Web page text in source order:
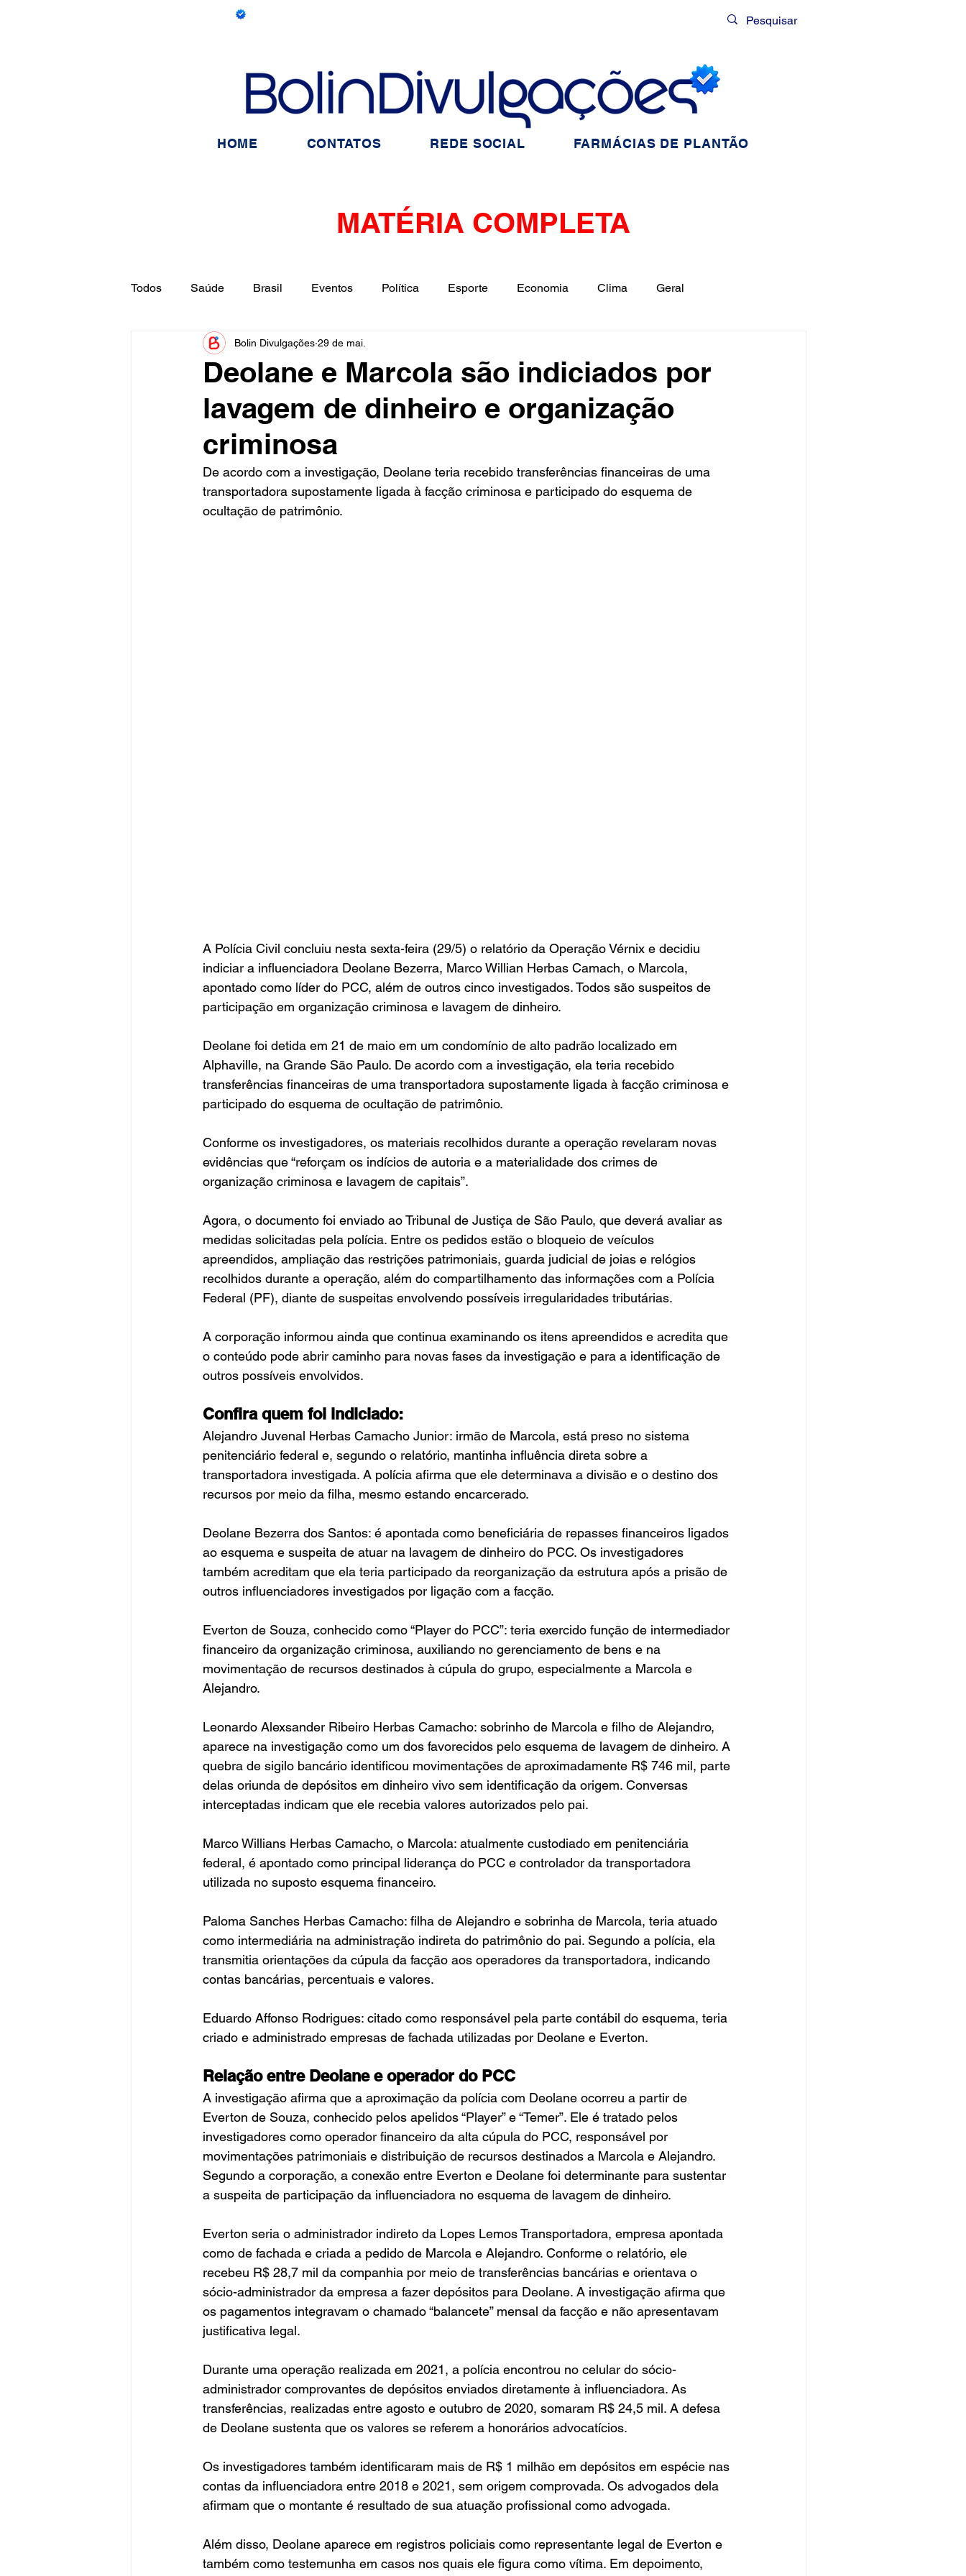
MATÉRIA COMPLETA
Todos Saúde Brasil Eventos Política Esporte Economia Clima Geral
Informe Publicitário Judiciário
Acidente Tecnologia Educação Influencer Luto Artista Seleção Brasileira
Deolane e Marcola são indiciados por
lavagem de dinheiro e organização
criminosa
Bolin Divulgações 29 de mai.
De acordo com a investigação, Deolane teria recebido transferências financeiras de uma
transportadora supostamente ligada à facção criminosa e participado do esquema de
ocultação de patrimônio.
A Polícia Civil concluiu nesta sexta-feira (29/5) o relatório da Operação Vérnix e decidiu
indiciar a influenciadora Deolane Bezerra, Marco Willian Herbas Camach, o Marcola,
apontado como líder do PCC, além de outros cinco investigados. Todos são suspeitos de
participação em organização criminosa e lavagem de dinheiro.
Deolane foi detida em 21 de maio em um condomínio de alto padrão localizado em
Alphaville, na Grande São Paulo. De acordo com a investigação, ela teria recebido
transferências financeiras de uma transportadora supostamente ligada à facção criminosa e
participado do esquema de ocultação de patrimônio.
Conforme os investigadores, os materiais recolhidos durante a operação revelaram novas
evidências que “reforçam os indícios de autoria e a materialidade dos crimes de
organização criminosa e lavagem de capitais”.
Agora, o documento foi enviado ao Tribunal de Justiça de São Paulo, que deverá avaliar as
medidas solicitadas pela polícia. Entre os pedidos estão o bloqueio de veículos
apreendidos, ampliação das restrições patrimoniais, guarda judicial de joias e relógios
recolhidos durante a operação, além do compartilhamento das informações com a Polícia
Federal (PF), diante de suspeitas envolvendo possíveis irregularidades tributárias.
A corporação informou ainda que continua examinando os itens apreendidos e acredita que
o conteúdo pode abrir caminho para novas fases da investigação e para a identificação de
outros possíveis envolvidos.
Confira quem foi indiciado:
Alejandro Juvenal Herbas Camacho Junior: irmão de Marcola, está preso no sistema
penitenciário federal e, segundo o relatório, mantinha influência direta sobre a
transportadora investigada. A polícia afirma que ele determinava a divisão e o destino dos
recursos por meio da filha, mesmo estando encarcerado.
Deolane Bezerra dos Santos: é apontada como beneficiária de repasses financeiros ligados
ao esquema e suspeita de atuar na lavagem de dinheiro do PCC. Os investigadores
também acreditam que ela teria participado da reorganização da estrutura após a prisão de
outros influenciadores investigados por ligação com a facção.
Everton de Souza, conhecido como “Player do PCC”: teria exercido função de intermediador
financeiro da organização criminosa, auxiliando no gerenciamento de bens e na
movimentação de recursos destinados à cúpula do grupo, especialmente a Marcola e
Alejandro.
Leonardo Alexsander Ribeiro Herbas Camacho: sobrinho de Marcola e filho de Alejandro,
aparece na investigação como um dos favorecidos pelo esquema de lavagem de dinheiro. A
quebra de sigilo bancário identificou movimentações de aproximadamente R$ 746 mil, parte
delas oriunda de depósitos em dinheiro vivo sem identificação da origem. Conversas
interceptadas indicam que ele recebia valores autorizados pelo pai.
Marco Willians Herbas Camacho, o Marcola: atualmente custodiado em penitenciária
federal, é apontado como principal liderança do PCC e controlador da transportadora
utilizada no suposto esquema financeiro.
Paloma Sanches Herbas Camacho: filha de Alejandro e sobrinha de Marcola, teria atuado
como intermediária na administração indireta do patrimônio do pai. Segundo a polícia, ela
transmitia orientações da cúpula da facção aos operadores da transportadora, indicando
contas bancárias, percentuais e valores.
Eduardo Affonso Rodrigues: citado como responsável pela parte contábil do esquema, teria
criado e administrado empresas de fachada utilizadas por Deolane e Everton.
Relação entre Deolane e operador do PCC
A investigação afirma que a aproximação da polícia com Deolane ocorreu a partir de
Everton de Souza, conhecido pelos apelidos “Player” e “Temer”. Ele é tratado pelos
investigadores como operador financeiro da alta cúpula do PCC, responsável por
movimentações patrimoniais e distribuição de recursos destinados a Marcola e Alejandro.
Segundo a corporação, a conexão entre Everton e Deolane foi determinante para sustentar
a suspeita de participação da influenciadora no esquema de lavagem de dinheiro.
Everton seria o administrador indireto da Lopes Lemos Transportadora, empresa apontada
como de fachada e criada a pedido de Marcola e Alejandro. Conforme o relatório, ele
recebeu R$ 28,7 mil da companhia por meio de transferências bancárias e orientava o
sócio-administrador da empresa a fazer depósitos para Deolane. A investigação afirma que
os pagamentos integravam o chamado “balancete” mensal da facção e não apresentavam
justificativa legal.
Durante uma operação realizada em 2021, a polícia encontrou no celular do sócio-
administrador comprovantes de depósitos enviados diretamente à influenciadora. As
transferências, realizadas entre agosto e outubro de 2020, somaram R$ 24,5 mil. A defesa
de Deolane sustenta que os valores se referem a honorários advocatícios.
Os investigadores também identificaram mais de R$ 1 milhão em depósitos em espécie nas
contas da influenciadora entre 2018 e 2021, sem origem comprovada. Os advogados dela
afirmam que o montante é resultado de sua atuação profissional como advogada.
Além disso, Deolane aparece em registros policiais como representante legal de Everton e
também como testemunha em casos nos quais ele figura como vítima. Em depoimento,
HOME CONTATOS REDE SOCIAL FARMÁCIAS DE PLANTÃO